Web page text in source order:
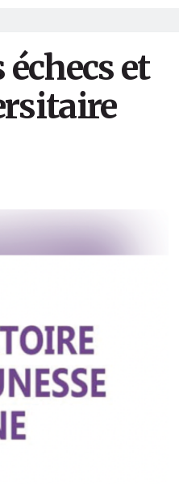
échecs et